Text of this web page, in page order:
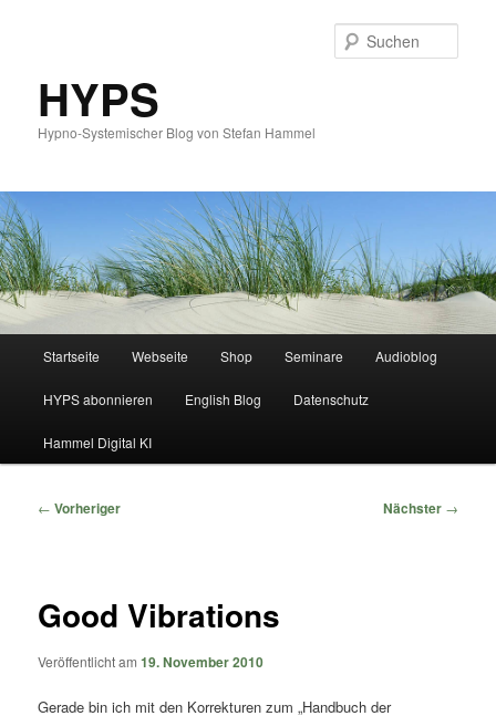
HYPS
Hypno-Systemischer Blog von Stefan Hammel
Zum
primären
Inhalt
springen
Zum
sekundären
Inhalt
springen
Startseite Webseite Shop Seminare Audioblog
HYPS abonnieren English Blog Datenschutz
Hammel Digital KI
Beitragsnavigation
← Vorheriger Nächster →
Good Vibrations
Veröffentlicht am19. November 2010
Gerade bin ich mit den Korrekturen zum „Handbuch der